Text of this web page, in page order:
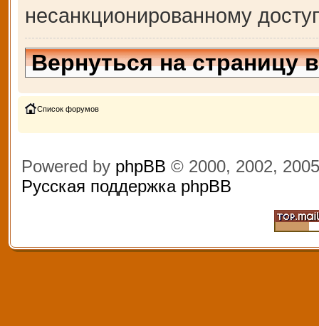
несанкционированному
Вернуться на страницу
Список форумов
Powered by phpBB © 2000, 2002,
Русская поддержка phpBB